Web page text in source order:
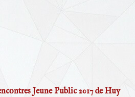
Jeune Public 2017 de Huy